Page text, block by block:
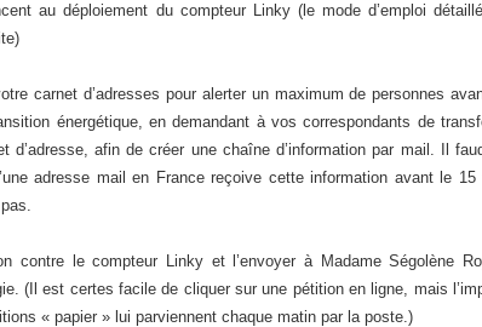
au déploiement du compteur Linky (le mode d’emploi
carnet d’adresses pour alerter un maximum de personnes
énergétique, en demandant à vos correspondants de
afin de créer une chaîne d’information par mail. Il
adresse mail en France reçoive cette information avant le 15
contre le compteur Linky et l’envoyer à Madame Ségolène
(Il est certes facile de cliquer sur une pétition en ligne, mais
« papier » lui parviennent chaque matin par la poste.)